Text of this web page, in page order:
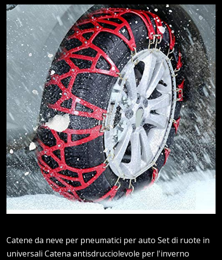
Catene da neve per pneumatici per auto Set di ruote in
universali Catena antisdrucciolevole per l'inverno